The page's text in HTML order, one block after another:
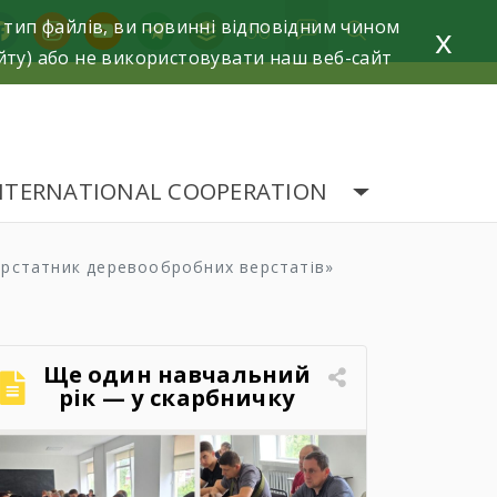
instagramyoutubetelegrambuffer
COOPERATION
деревообробних верстатів»
Ще один навчальний
рік — у скарбничку
досягнень!
файлів, ви повинні відповідним чином
або не використовувати наш веб-сайт
x